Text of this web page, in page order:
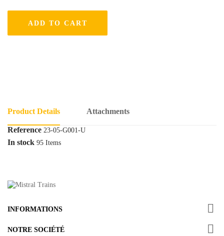
ADD TO CART
Product Details Attachments
Reference 23-05-G001-U
In stock 95 Items
INFORMATIONS 
NOTRE SOCIÉTÉ 